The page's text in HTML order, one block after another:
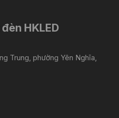
HKLED
Trung, phường Yên Nghĩa,